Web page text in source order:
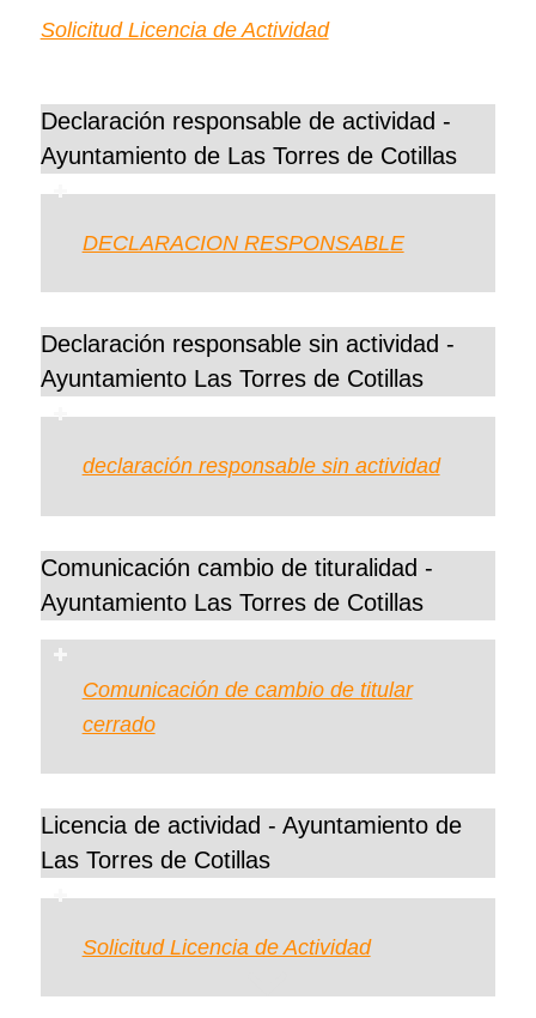
Solicitud Licencia de Actividad
Declaración responsable de actividad -
Ayuntamiento de Las Torres de Cotillas
DECLARACION RESPONSABLE
Declaración responsable sin actividad -
Ayuntamiento Las Torres de Cotillas
declaración responsable sin actividad
Comunicación cambio de tituralidad -
Ayuntamiento Las Torres de Cotillas
Comunicación de cambio de titular
cerrado
Licencia de actividad - Ayuntamiento de
Las Torres de Cotillas
Solicitud Licencia de Actividad